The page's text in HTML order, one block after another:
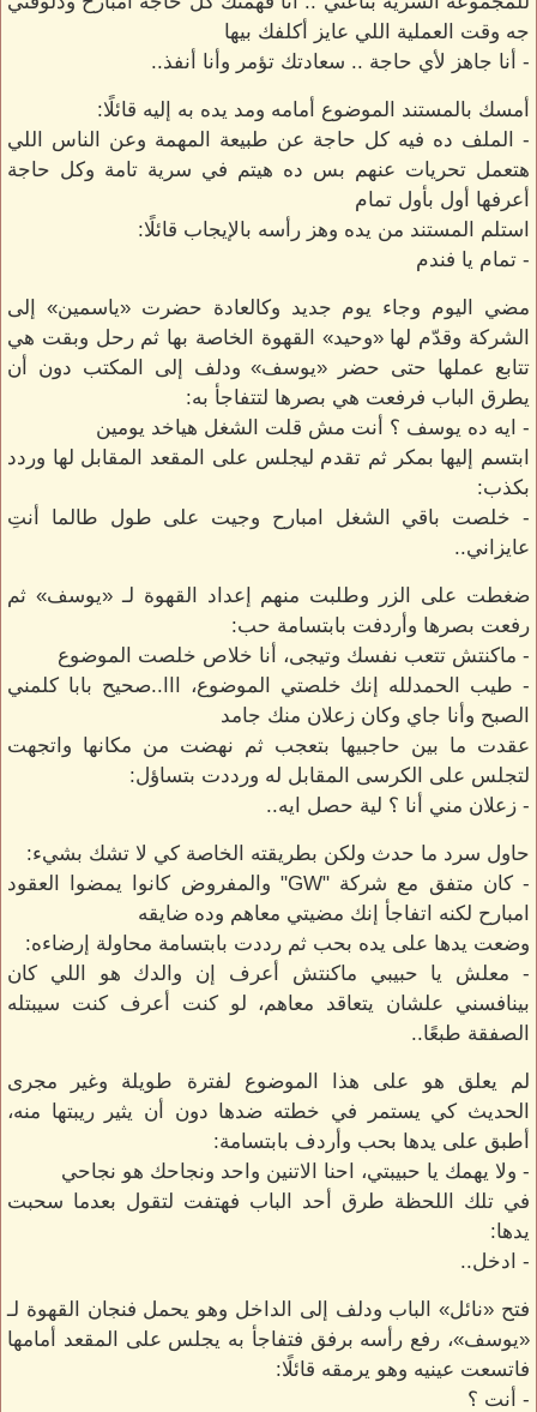
جه وقت العملية اللي عايز أكلفك بيها
- أنا جاهز لأي حاجة .. سعادتك تؤمر وأنا أنفذ..
أمسك بالمستند الموضوع أمامه ومد يده به إليه قائلًا:
- الملف ده فيه كل حاجة عن طبيعة المهمة وعن الناس اللي
هتعمل تحريات عنهم بس ده هيتم في سرية تامة وكل حاجة
أعرفها أول بأول تمام
استلم المستند من يده وهز رأسه بالإيجاب قائلًا:
- تمام يا فندم
مضي اليوم وجاء يوم جديد وكالعادة حضرت «ياسمين» إلى
الشركة وقدّم لها «وحيد» القهوة الخاصة بها ثم رحل وبقت هي
تتابع عملها حتى حضر «يوسف» ودلف إلى المكتب دون أن
يطرق الباب فرفعت هي بصرها لتتفاجأ به:
- ايه ده يوسف ؟ أنت مش قلت الشغل هياخد يومين
ابتسم إليها بمكر ثم تقدم ليجلس على المقعد المقابل لها وردد
بكذب:
- خلصت باقي الشغل امبارح وجيت على طول طالما أنتِ
عايزاني..
ضغطت على الزر وطلبت منهم إعداد القهوة لـ «يوسف» ثم
رفعت بصرها وأردفت بابتسامة حب:
- ماكنتش تتعب نفسك وتيجى، أنا خلاص خلصت الموضوع
- طيب الحمدلله إنك خلصتي الموضوع، ااا..صحيح بابا كلمني
الصبح وأنا جاي وكان زعلان منك جامد
عقدت ما بين حاجبيها بتعجب ثم نهضت من مكانها واتجهت
لتجلس على الكرسى المقابل له ورددت بتساؤل:
- زعلان مني أنا ؟ لية حصل ايه..
حاول سرد ما حدث ولكن بطريقته الخاصة كي لا تشك بشيء:
- كان متفق مع شركة "GW" والمفروض كانوا يمضوا العقود
امبارح لكنه اتفاجأ إنك مضيتي معاهم وده ضايقه
وضعت يدها على يده بحب ثم رددت بابتسامة محاولة إرضاءه:
- معلش يا حبيبي ماكنتش أعرف إن والدك هو اللي كان
بينافسني علشان يتعاقد معاهم، لو كنت أعرف كنت سيبتله
الصفقة طبعًا..
لم يعلق هو على هذا الموضوع لفترة طويلة وغير مجرى
الحديث كي يستمر في خطته ضدها دون أن يثير ريبتها منه،
أطبق على يدها بحب وأردف بابتسامة:
- ولا يهمك يا حبيبتي، احنا الاتنين واحد ونجاحك هو نجاحي
في تلك اللحظة طرق أحد الباب فهتفت لتقول بعدما سحبت
يدها:
- ادخل..
فتح «نائل» الباب ودلف إلى الداخل وهو يحمل فنجان القهوة لـ
«يوسف»، رفع رأسه برفق فتفاجأ به يجلس على المقعد أمامها
فاتسعت عينيه وهو يرمقه قائلًا:
- أنت ؟